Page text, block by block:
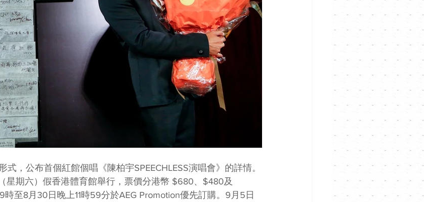
式，公布首個紅館個唱《陳柏宇SPEECHLESS演唱會》的詳情。
星期六）假香港體育館舉行，票價分港幣 $680、$480及
至8月30日晚上11時59分於AEG Promotion優先訂購。9月5日